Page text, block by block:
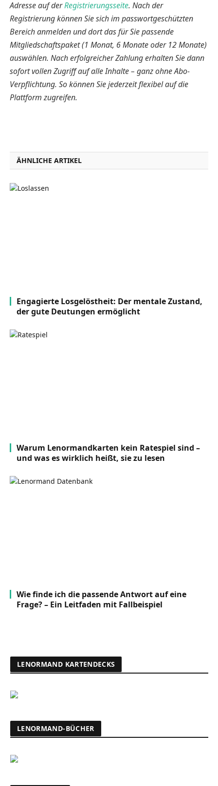
Adresse auf derRegistrierungsseite. Nach der
Registrierung können Sie sich im passwortgeschützten
Bereich anmelden und dort das für Sie passende
Mitgliedschaftspaket (1 Monat, 6 Monate oder 12 Monate)
auswählen. Nach erfolgreicher Zahlung erhalten Sie dann
sofort vollen Zugriff auf alle Inhalte – ganz ohne Abo-
Verpflichtung. So können Sie jederzeit flexibel auf die
Plattform zugreifen.
ÄHNLICHE ARTIKEL
Engagierte Losgelöstheit: Der mentale Zustand,
der gute Deutungen ermöglicht
Warum Lenormandkarten kein Ratespiel sind –
und was es wirklich heißt, sie zu lesen
Wie finde ich die passende Antwort auf eine
Frage? – Ein Leitfaden mit Fallbeispiel
LENORMAND KARTENDECKS
LENORMAND-BÜCHER